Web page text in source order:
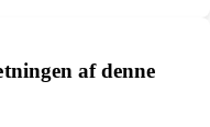
af denne